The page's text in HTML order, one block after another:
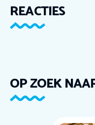
REACTIES
OP ZOEK